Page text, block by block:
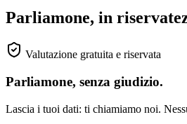
Parliamone, in
Valutazione gratuita e riservata
Parliamone, senza giudizio.
Lascia i tuoi dati: ti chiamiamo noi.